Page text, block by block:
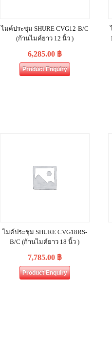
ไมค์ประชุม SHURE CVG12‐B/C
(ก้านไมค์ยาว 12 นิ้ว )
6,285.00 ฿
Product Enquiry
ไมค์ประชุม SHURE CVG18RS-
B/C (ก้านไมค์ยาว 18 นิ้ว )
7,785.00 ฿
Product Enquiry